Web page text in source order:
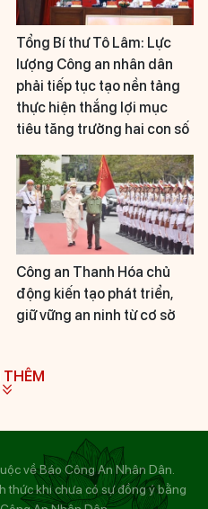
Tổng Bí thư Tô Lâm: Lực
lượng Công an nhân dân
phải tiếp tục tạo nền tảng
thực hiện thắng lợi mục
tiêu tăng trưởng hai con số
Công an Thanh Hóa chủ
động kiến tạo phát triển,
giữ vững an ninh từ cơ sở
THÊM
về Báo Công An Nhân Dân.
thức khi chưa có sự đồng ý bằng